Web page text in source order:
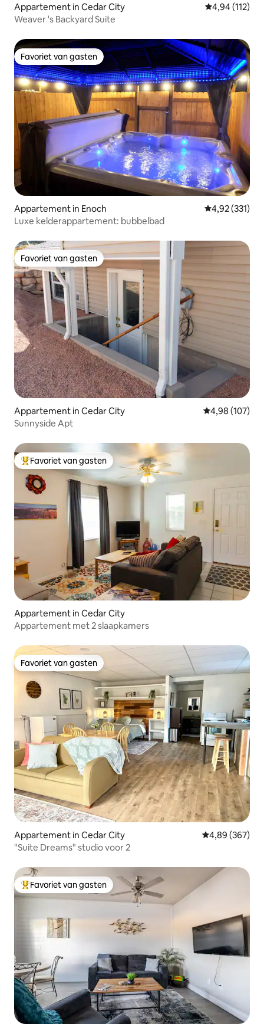
Appartement in Cedar City Gemiddelde
4,94 (112)
Weaver 's Backyard Suite
Favoriet van gasten
Favoriet van gasten
Appartement in Enoch Gemiddelde
4,92 (331)
Luxe kelderappartement: bubbelbad
Favoriet van gasten
Favoriet van gasten
Appartement in Cedar City Gemiddelde
4,98 (107)
Sunnyside Apt
Topfavoriet van gasten
Favoriet van gasten
Appartement in Cedar City
Appartement met 2 slaapkamers
Favoriet van gasten
Favoriet van gasten
Appartement in Cedar City Gemiddelde
4,89 (367)
"Suite Dreams" studio voor 2
Topfavoriet van gasten
Favoriet van gasten